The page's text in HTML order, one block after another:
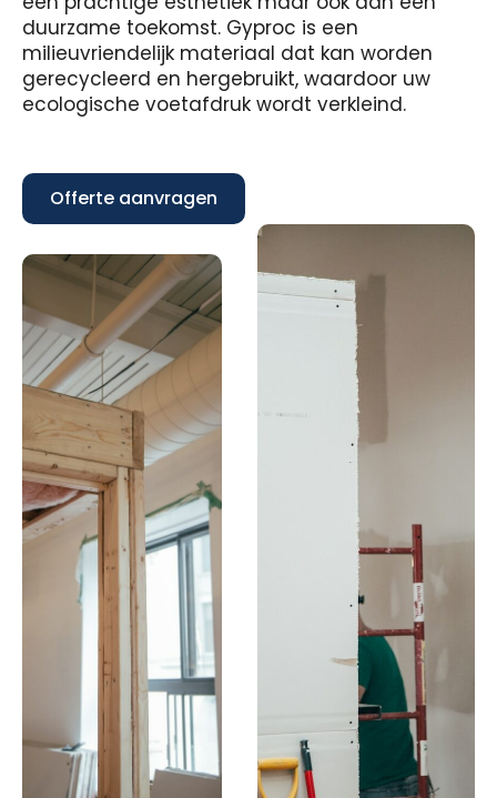
duurzame toekomst. Gyproc is een
milieuvriendelijk materiaal dat kan worden
gerecycleerd en hergebruikt, waardoor uw
ecologische voetafdruk wordt verkleind.
Offerte aanvragen